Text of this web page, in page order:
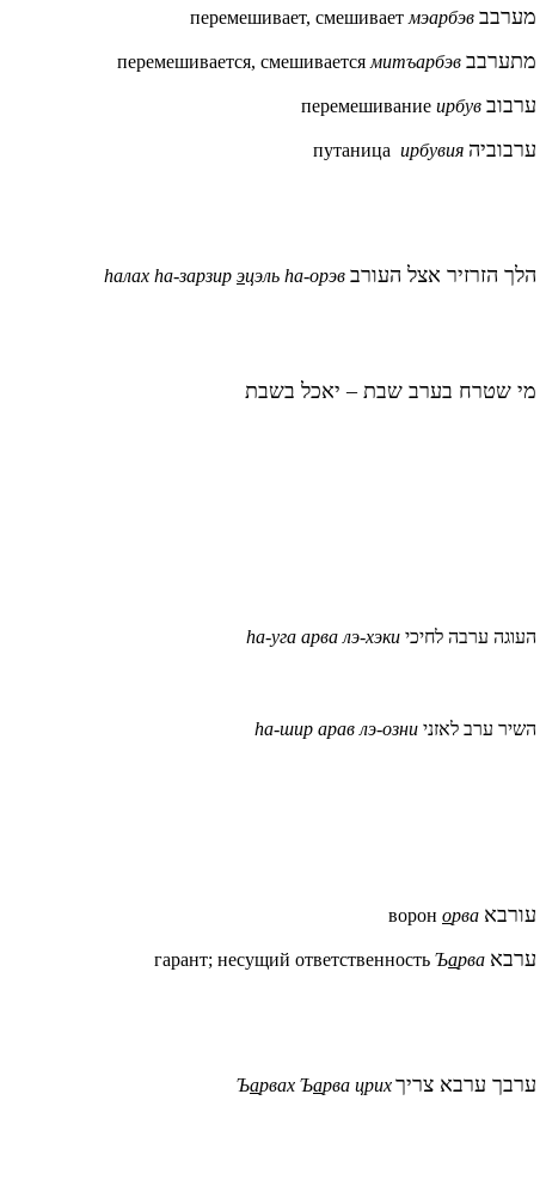
перемешивает, смешивает мэарбэв מערבב
перемешивается, смешивается митъарбэв מתערבב
перемешивание ирбув ערבוב
путаница ирбувия ערבוביה
hалах hа-зарзир эцэль hа-орэв הלך הזרזיר אצל העורב
מי שטרח בערב שבת – יאכל בשבת
hа-уга арва лэ-хэки העוגה ערבה לחיכי
hа-шир арав лэ-озни השיר ערב לאזני
ворон орва עורבא
гарант; несущий ответственность Ъарва ערבא
Ъарвах Ъарва црихערבך ערבא צריך